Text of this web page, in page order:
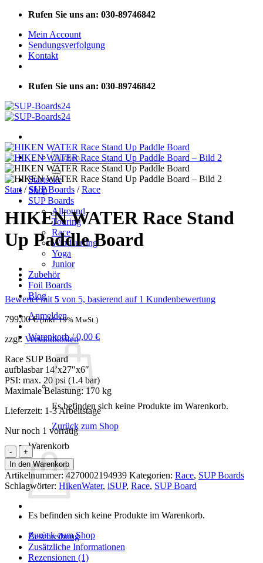
Zum
springen
Rufen Sie uns an: 030-89746842
Mein Account
Sendungsverfolgung
Kontakt
Rufen Sie uns an: 030-89746842
Suchen
nach:
Startseite
Shop
SUP Boards
Allround
Touring
Race
Windsurfing
Yoga
Junior
Zubehör
Foil Boards
Blog
Anmelden
Warenkorb /0,00 €
Es befinden sich keine Produkte im Warenkorb.
Zurück zum Shop
Warenkorb
Es befinden sich keine Produkte im Warenkorb.
Zurück zum Shop
Start / SUP Boards / Race
HIKEN WATER Race Stand
Up Paddle Board
Bewertet mit 5 von 5, basierend auf 1 Kundenbewertung
799,00€ (inkl. 19% MwSt.)
zzgl. Versandkosten
Race SUP Board
aufblasbar 14’x27″x6″
PSI: max. 20 psi (1.4 bar)
Maximale Belastung: 170 kg
Lieferzeit: 1-3 Arbeitstage
Nur noch 1 vorrätig
HIKEN
WATER
Race
Stand
Up
Paddle
Board
In den Warenkorb
Artikelnummer: 4270002194939 Kategorien: Race, SUP Boards
Schlagwörter: HikenWater, iSUP, Race, SUP Board
Beschreibung
Zusätzliche Informationen
Rezensionen (1)